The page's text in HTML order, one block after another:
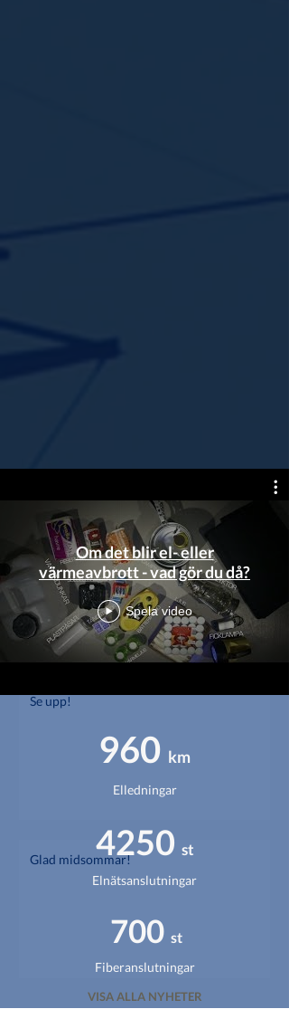
Våra senaste nyheter
Se upp 2!
Se upp!
Glad midsommar!
VISA ALLA NYHETER
Om det blir el- eller
värmeavbrott - vad gör du då?
Spela video
960 km
Elledningar
4250 st
Elnätsanslutningar
700 st
Fiberanslutningar